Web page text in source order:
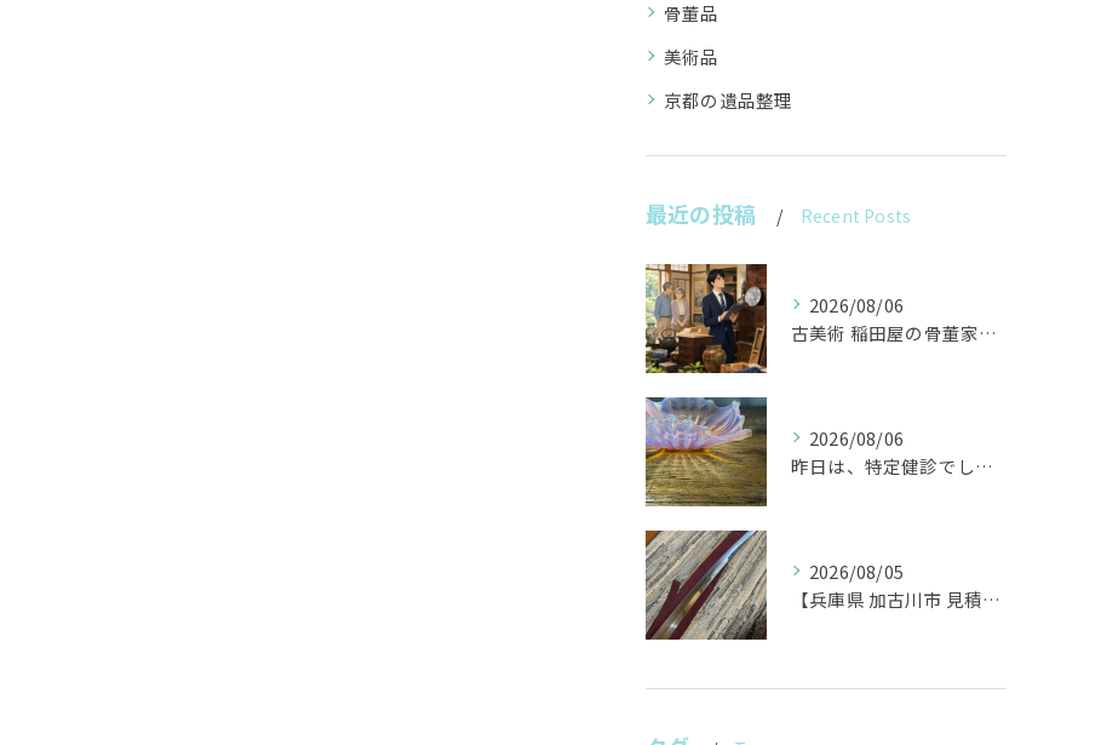
骨董品
美術品
京都の遺品整理
最近の投稿 Recent Posts
2026/08/06
古美術 稲田屋の骨董家具と遺品整理の目利き
2026/08/06
昨日は、特定健診でした。
2026/08/05
【兵庫県 加古川市 見積り 日本刀 刀剣 武具】